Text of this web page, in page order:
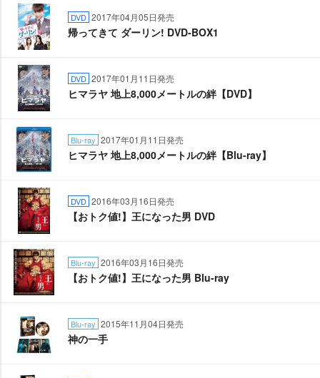
DVD 2017年04月05日発売
帰ってきて ダーリン! DVD-BOX1
DVD 2017年01月11日発売
ヒマラヤ 地上8,000メートルの絆【DVD】
Blu-ray 2017年01月11日発売
ヒマラヤ 地上8,000メートルの絆【Blu-ray】
DVD 2016年03月16日発売
【おトク値!】王になった男 DVD
Blu-ray 2016年03月16日発売
【おトク値!】王になった男 Blu-ray
Blu-ray 2015年11月04日発売
神の一手